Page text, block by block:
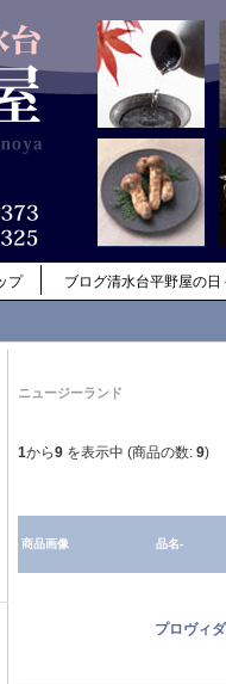
プ ブログ清水台平野屋の日
ニュージーランド
1から9 を表示中 (商品の数: 9)
商品画像 品名-
プロヴィ